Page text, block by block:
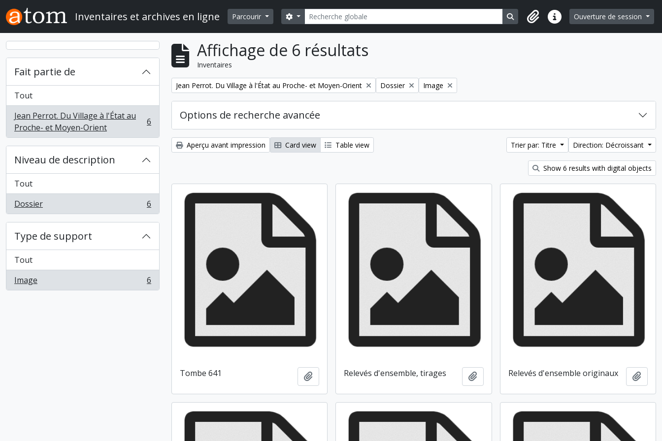
Skip to main content
Inventaires et archives en ligne Parcourir Rechercher
Search options Search in browse page
Liens rapidesOuverture de session
Fait partie de
Tout
Jean Perrot. Du Village à l'État au
Proche- et Moyen-Orient
, 6 résultats 6
Niveau de description
Tout
Dossier
, 6 résultats 6
Type de support
Tout
Image
, 6 résultats 6
Affichage de 6 résultats
Inventaires
Remove filter:
Jean Perrot. Du Village à l'État au Proche- et Moyen-Orient Remove filter:
Dossier Remove filter:
Image
Options de recherche avancée
Aperçu avant impression Card view Table view Trier par: Titre Direction: Décroissant
Show 6 results with digital objects
Tombe 641 Ajouter au presse-papier
Relevés d'ensemble, tirages Ajouter au presse-papier
Relevés d'ensemble originaux